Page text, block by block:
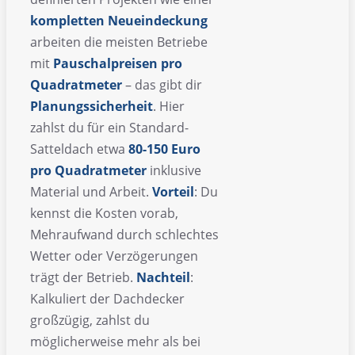
kompletten Neueindeckung
arbeiten die meisten Betriebe
mit Pauschalpreisen pro
Quadratmeter– das gibt dir
Planungssicherheit. Hier
zahlst du für ein Standard-
Satteldach etwa 80-150 Euro
pro Quadratmeter inklusive
Material und Arbeit. Vorteil: Du
kennst die Kosten vorab,
Mehraufwand durch schlechtes
Wetter oder Verzögerungen
trägt der Betrieb. Nachteil:
Kalkuliert der Dachdecker
großzügig, zahlst du
möglicherweise mehr als bei